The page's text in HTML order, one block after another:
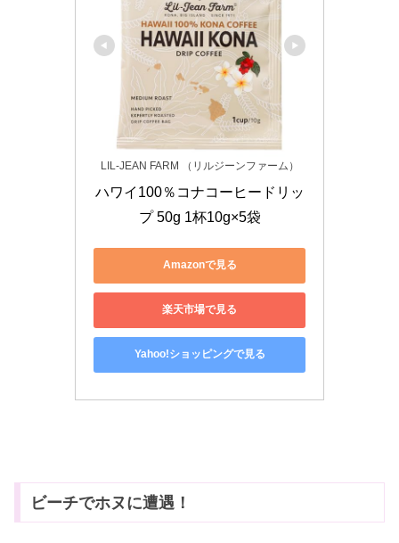
LIL-JEAN FARM （リルジーンファーム）
ハワイ100％コナコーヒードリッ
プ 50g 1杯10g×5袋
Amazonで見る
楽天市場で見る
Yahoo!ショッピングで見る
ビーチでホヌに遭遇！